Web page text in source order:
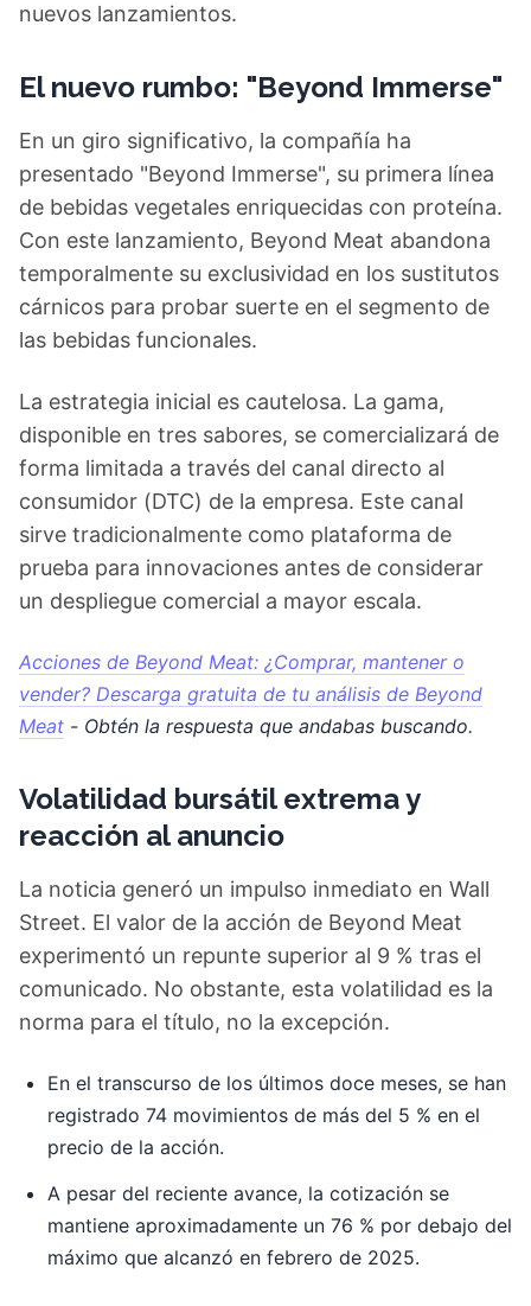
nuevos lanzamientos.
El nuevo rumbo: "Beyond Immerse"
En un giro significativo, la compañía ha
presentado "Beyond Immerse", su primera línea
de bebidas vegetales enriquecidas con proteína.
Con este lanzamiento, Beyond Meat abandona
temporalmente su exclusividad en los sustitutos
cárnicos para probar suerte en el segmento de
las bebidas funcionales.
La estrategia inicial es cautelosa. La gama,
disponible en tres sabores, se comercializará de
forma limitada a través del canal directo al
consumidor (DTC) de la empresa. Este canal
sirve tradicionalmente como plataforma de
prueba para innovaciones antes de considerar
un despliegue comercial a mayor escala.
Acciones de Beyond Meat: ¿Comprar, mantener o
vender? Descarga gratuita de tu análisis de Beyond
Meat - Obtén la respuesta que andabas buscando.
Volatilidad bursátil extrema y
reacción al anuncio
La noticia generó un impulso inmediato en Wall
Street. El valor de la acción de Beyond Meat
experimentó un repunte superior al 9 % tras el
comunicado. No obstante, esta volatilidad es la
norma para el título, no la excepción.
En el transcurso de los últimos doce meses, se han
registrado 74 movimientos de más del 5 % en el
precio de la acción.
A pesar del reciente avance, la cotización se
mantiene aproximadamente un 76 % por debajo del
máximo que alcanzó en febrero de 2025.